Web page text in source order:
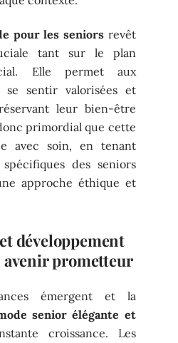
pour les seniors revêt
tant sur le plan
Elle permet aux
se sentir valorisées et
leur bien-être
primordial que cette
avec soin, en tenant
des seniors
approche éthique et
développement
avenir prometteur
émergent et la
senior élégante et
croissance. Les